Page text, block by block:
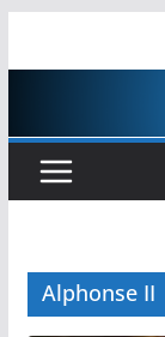
Alphonse II